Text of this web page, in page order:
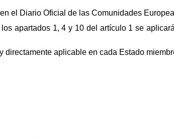
el Diario Oficial de las Comunidades
apartados 1, 4 y 10 del artículo 1 se
directamente aplicable en cada Estado